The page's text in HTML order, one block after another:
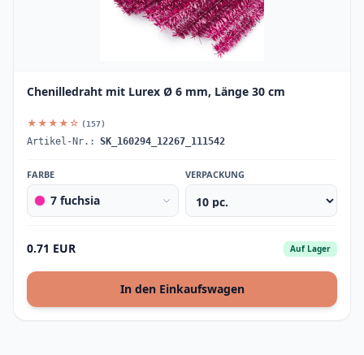
Chenilledraht mit Lurex Ø 6 mm, Länge 30 cm
★★★★☆ (157)
Artikel-Nr.: SK_160294_12267_111542
FARBE
7 fuchsia
VERPACKUNG
0.71 EUR Auf Lager
In den Einkaufswagen